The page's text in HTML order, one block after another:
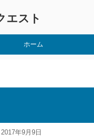
エスト
ホーム
2017年9月9日